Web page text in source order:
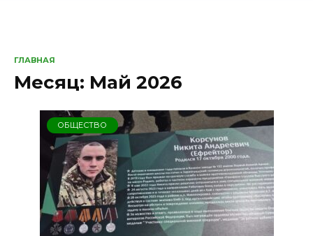
ГЛАВНАЯ
Месяц: Май 2026
ОБЩЕСТВО